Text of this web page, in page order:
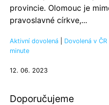
provincie. Olomouc je
pravoslavné církve,...
Aktivní dovolená Dovolená v ČR
minute
12. 06. 2023
Doporučujeme